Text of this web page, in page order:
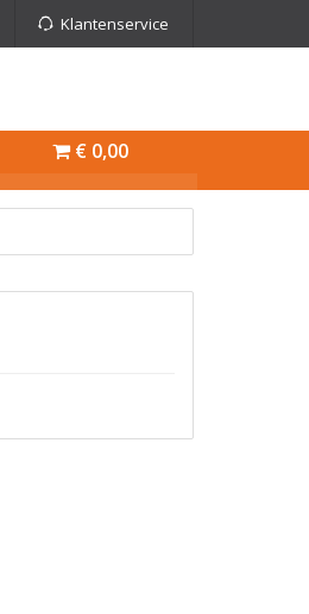
Klantenservice
€ 0,00